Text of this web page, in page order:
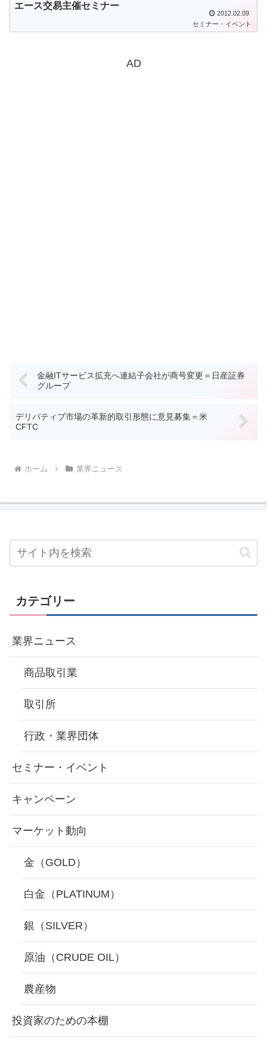
エース交易主催セミナー
2012.02.09
セミナー・イベント
AD
金融ITサービス拡充へ連結子会社が商号変更＝日産証券
グループ
デリバティブ市場の革新的取引形態に意見募集＝米
CFTC
ホーム 業界ニュース
カテゴリー
業界ニュース
商品取引業
取引所
行政・業界団体
セミナー・イベント
キャンペーン
マーケット動向
金（GOLD）
白金（PLATINUM）
銀（SILVER）
原油（CRUDE OIL）
農産物
投資家のための本棚